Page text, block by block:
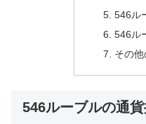
546ル
546ル
その
546ルーブルの通